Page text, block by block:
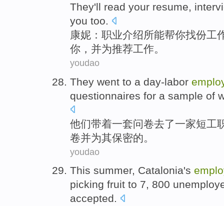
They'll read your resume,
you too.
康妮 ： 职业介绍所能帮你找份工
你， 并为推荐工作。
youdao
They went to a day-labor
questionnaires for a sample of
他们带着一套问卷去了一家短工
卷并为其保密的。
youdao
This summer, Catalonia's
picking fruit to 7, 800
accepted.